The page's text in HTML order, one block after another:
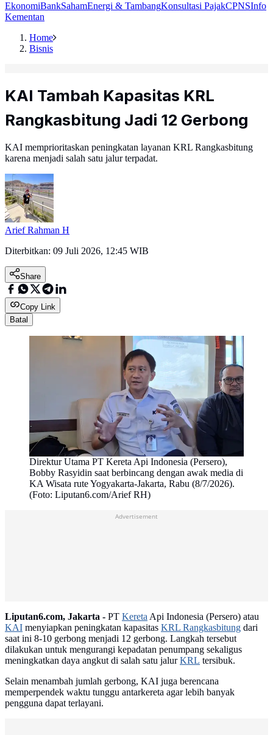
EkonomiBankSahamEnergi & TambangKonsultasi PajakCPNSInfo
Kementan
Home
Bisnis
KAI Tambah Kapasitas KRL
Rangkasbitung Jadi 12 Gerbong
KAI memprioritaskan peningkatan layanan KRL Rangkasbitung
karena menjadi salah satu jalur terpadat.
Arief Rahman H
Diterbitkan: 09 Juli 2026, 12:45 WIB
Share
Copy Link
Batal
Direktur Utama PT Kereta Api Indonesia (Persero),
Bobby Rasyidin saat berbincang dengan awak media di
KA Wisata rute Yogyakarta-Jakarta, Rabu (8/7/2026).
(Foto: Liputan6.com/Arief RH)
Advertisement
Liputan6.com, Jakarta - PT KeretaApi Indonesia (Persero) atau
KAI menyiapkan peningkatan kapasitas KRL Rangkasbitung dari
saat ini 8-10 gerbong menjadi 12 gerbong. Langkah tersebut
dilakukan untuk mengurangi kepadatan penumpang sekaligus
meningkatkan daya angkut di salah satu jalurKRL tersibuk.
Selain menambah jumlah gerbong, KAI juga berencana
memperpendek waktu tunggu antarkereta agar lebih banyak
pengguna dapat terlayani.